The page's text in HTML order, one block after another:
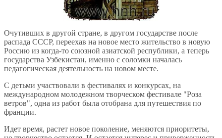
Очутивших в другой стране, в другом государстве после
распада СССР, переехав на новое место жительство в новую
Россию из когда-то союзной азиатской республики, а теперь
государства Узбекистан, именно с соломки началась
педагогическая деятельность на новом месте.
С детьми участвовали в фестивалях и конкурсах, на
международном молодежном творческом фестивале "Роза
ветров", одна из работ была отобрана для путешествия по
франции.
Идет время, растет новое поколение, меняются приоритеты,